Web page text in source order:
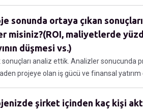
sonunda ortaya çıkan
misiniz?(ROI, maliyetlerde
düşmesi vs.)
sonuçları analiz ettik. Analizler sonucunda
projeye olan iş gücü ve finansal
şirket içinden kaç kişi